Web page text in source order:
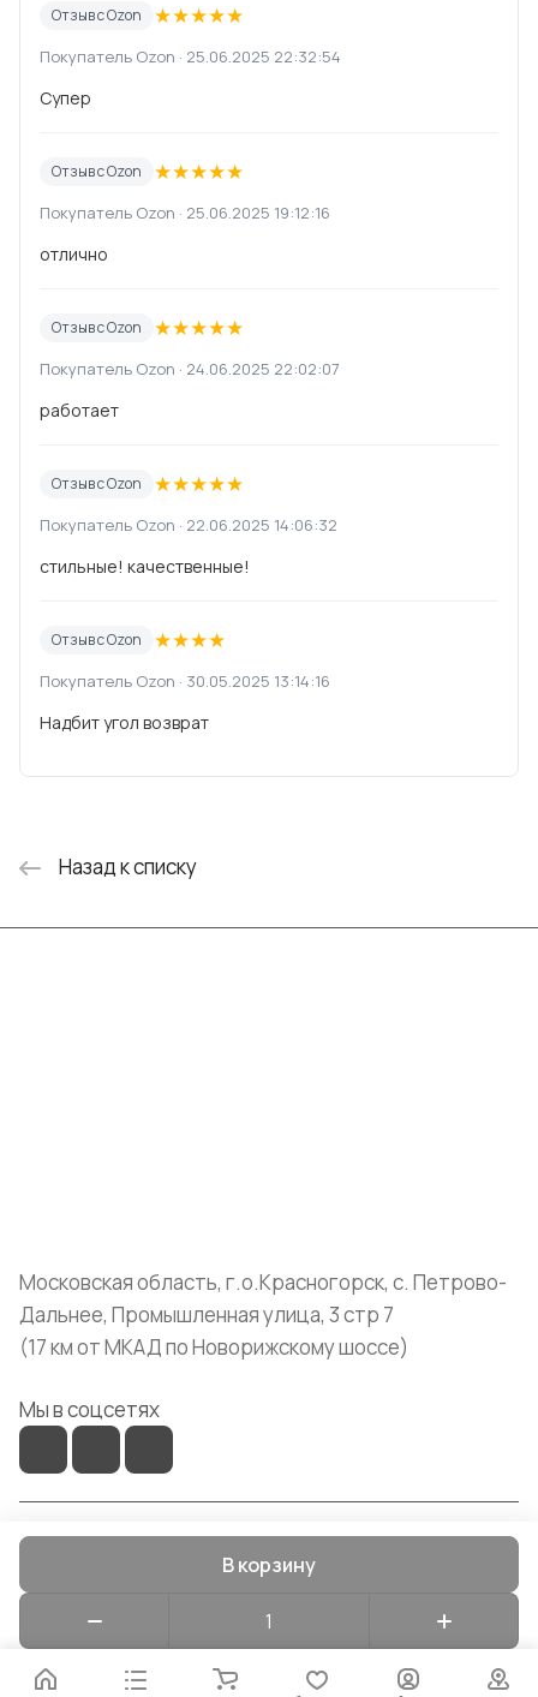
В корзину
Отзыв с Ozon ★★★★★
Покупатель Ozon · 25.06.2025 22:32:54
Супер
Отзыв с Ozon ★★★★★
Покупатель Ozon · 25.06.2025 19:12:16
отлично
Отзыв с Ozon ★★★★★
Покупатель Ozon · 24.06.2025 22:02:07
работает
Отзыв с Ozon ★★★★★
Покупатель Ozon · 22.06.2025 14:06:32
стильные! качественные!
Отзыв с Ozon ★★★★
Покупатель Ozon · 30.05.2025 13:14:16
Надбит угол возврат
Назад к списку
Московская область, г.о.Красногорск, с. Петрово-
Дальнее, Промышленная улица, 3 стр 7
(17 км от МКАД по Новорижскому шоссе)
Мы в соцсетях
Конфиденциальность Оферта